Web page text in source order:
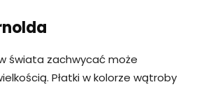
świata zachwycać może
Płatki w kolorze wątroby